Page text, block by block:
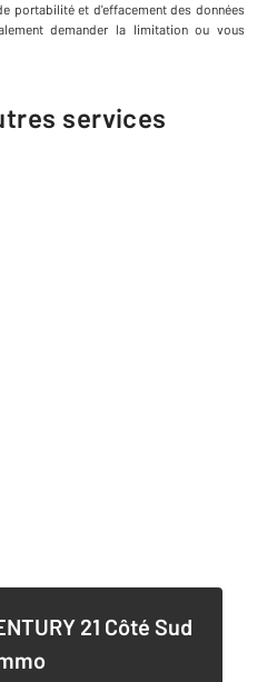
portabilité et d'effacement des données
demander la limitation ou vous
services
21 Côté Sud